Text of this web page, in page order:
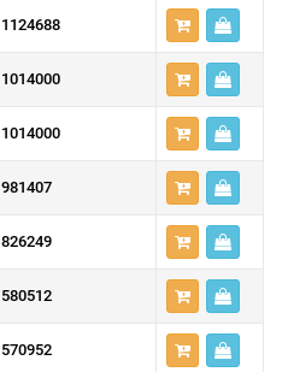
1124688
1014000
1014000
981407
826249
580512
570952